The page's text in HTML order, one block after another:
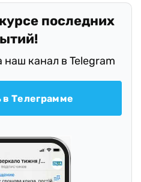
последних
канал в Telegram
в Телеграмме